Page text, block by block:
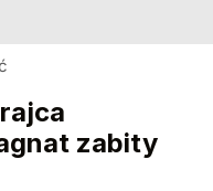
zabity